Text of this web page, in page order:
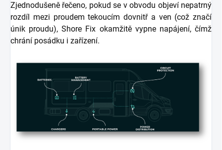
Zjednodušeně řečeno, pokud se v obvodu objeví nepatrný
rozdíl mezi proudem tekoucím dovnitř a ven (což značí
únik proudu), Shore Fix okamžitě vypne napájení, čímž
chrání posádku i zařízení.